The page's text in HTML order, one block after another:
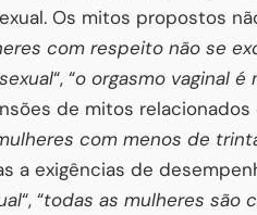
Os mitos propostos
com respeito não se
“, “o orgasmo vaginal
de mitos
com menos de
a exigências de
“, “todas as mulheres são